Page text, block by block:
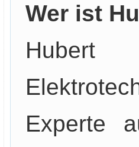
Wer ist
Experte